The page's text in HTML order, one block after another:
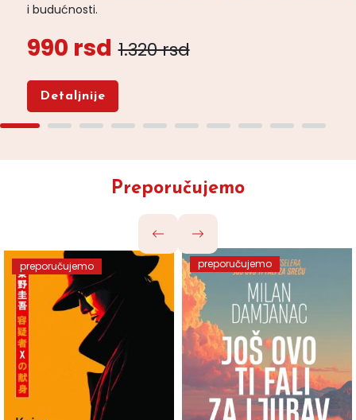
i budućnosti.
990 rsd 1.320 rsd
Detaljnije
Preporučujemo
preporučujemo preporučujemo